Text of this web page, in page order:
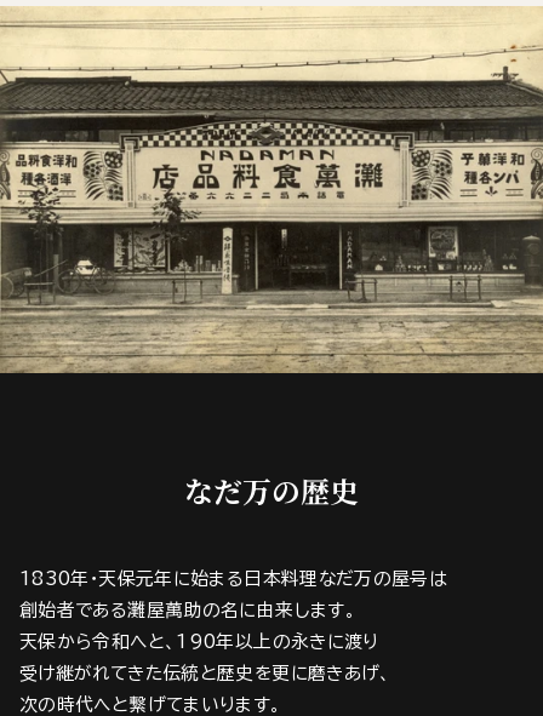
なだ万の歴史
1830年・天保元年に始まる日本料理なだ万の屋号は
創始者である灘屋萬助の名に由来します。
天保から令和へと、190年以上の永きに渡り
受け継がれてきた伝統と歴史を更に磨きあげ、
次の時代へと繋げてまいります。